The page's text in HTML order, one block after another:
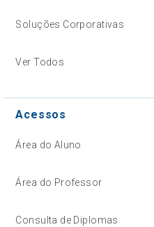
Soluções Corporativas
Ver Todos
Acessos
Área do Aluno
Área do Professor
Consulta de Diplomas